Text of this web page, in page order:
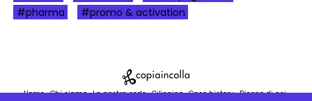
#pharma
#promo & activation
Home Chi siamo La nostra sede Ciliegine Case history Dicono di noi